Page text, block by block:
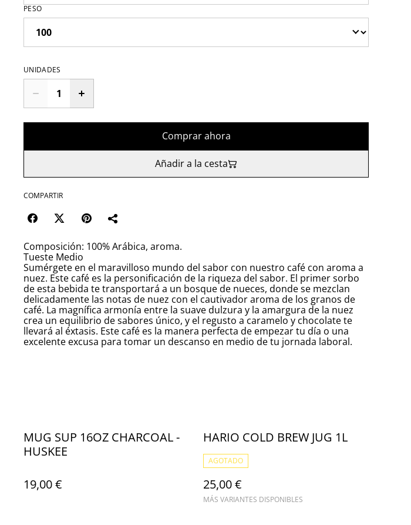
PESO
UNIDADES
Comprar ahora
Añadir a la cesta
COMPARTIR
Composición: 100% Arábica, aroma.
Tueste Medio
Sumérgete en el maravilloso mundo del sabor con nuestro café con aroma a
nuez. Este café es la personificación de la riqueza del sabor. El primer sorbo
de esta bebida te transportará a un bosque de nueces, donde se mezclan
delicadamente las notas de nuez con el cautivador aroma de los granos de
café. La magnífica armonía entre la suave dulzura y la amargura de la nuez
crea un equilibrio de sabores único, y el regusto a caramelo y chocolate te
llevará al éxtasis. Este café es la manera perfecta de empezar tu día o una
excelente excusa para tomar un descanso en medio de tu jornada laboral.
MUG SUP 16OZ CHARCOAL -
HUSKEE
19,00 €
HARIO COLD BREW JUG 1L
AGOTADO
25,00 €
MÁS VARIANTES DISPONIBLES